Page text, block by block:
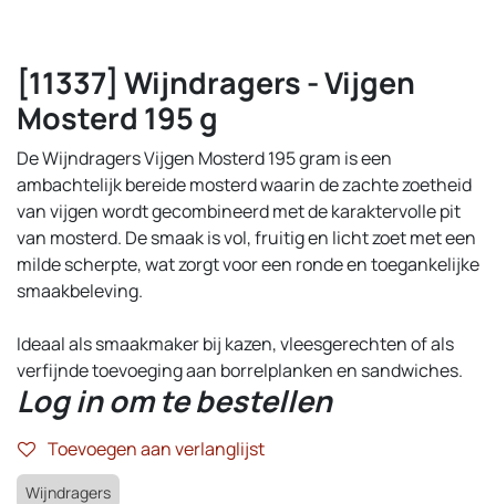
[11337] Wijndragers - Vijgen
Mosterd 195 g
De Wijndragers Vijgen Mosterd 195 gram is een
ambachtelijk bereide mosterd waarin de zachte zoetheid
van vijgen wordt gecombineerd met de karaktervolle pit
van mosterd. De smaak is vol, fruitig en licht zoet met een
milde scherpte, wat zorgt voor een ronde en toegankelijke
smaakbeleving.
Ideaal als smaakmaker bij kazen, vleesgerechten of als
verfijnde toevoeging aan borrelplanken en sandwiches.
Log in om te bestellen
Toevoegen aan verlanglijst
Wijndragers